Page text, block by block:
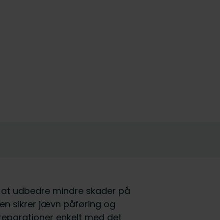
udbedre mindre skader på
sikrer jævn påføring og
enkelt med det